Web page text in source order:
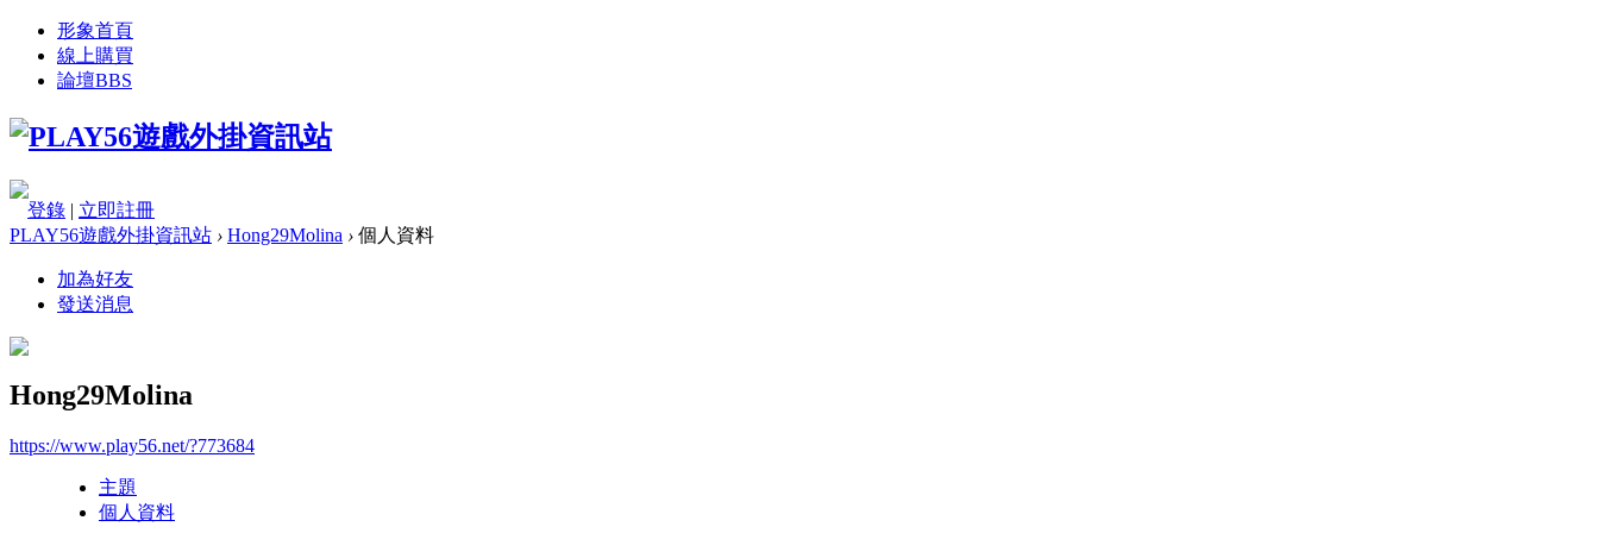
形象首頁
線上購買
論壇BBS
登錄 | 立即註冊
PLAY56遊戲外掛資訊站 › Hong29Molina › 個人資料
加為好友
發送消息
Hong29Molina
https://www.play56.net/?773684
主題
個人資料